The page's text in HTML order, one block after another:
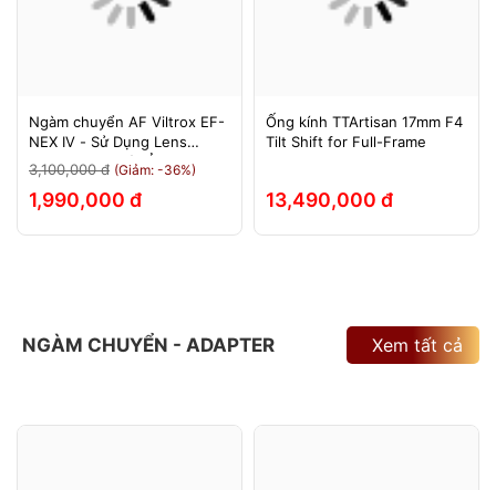
Ngàm chuyển AF Viltrox EF-
NEX IV - Sử Dụng Lens
Canon Trên Máy Ảnh Sony
E-Mount - Bảo Hành 12
Tháng.
3,100,000 đ (Giảm: -36%)
1,990,000 đ
Ống kính TTArtisan 17mm F4
Tilt Shift for Full-Frame
13,490,000 đ
NGÀM CHUYỂN - ADAPTER Xem tất cả